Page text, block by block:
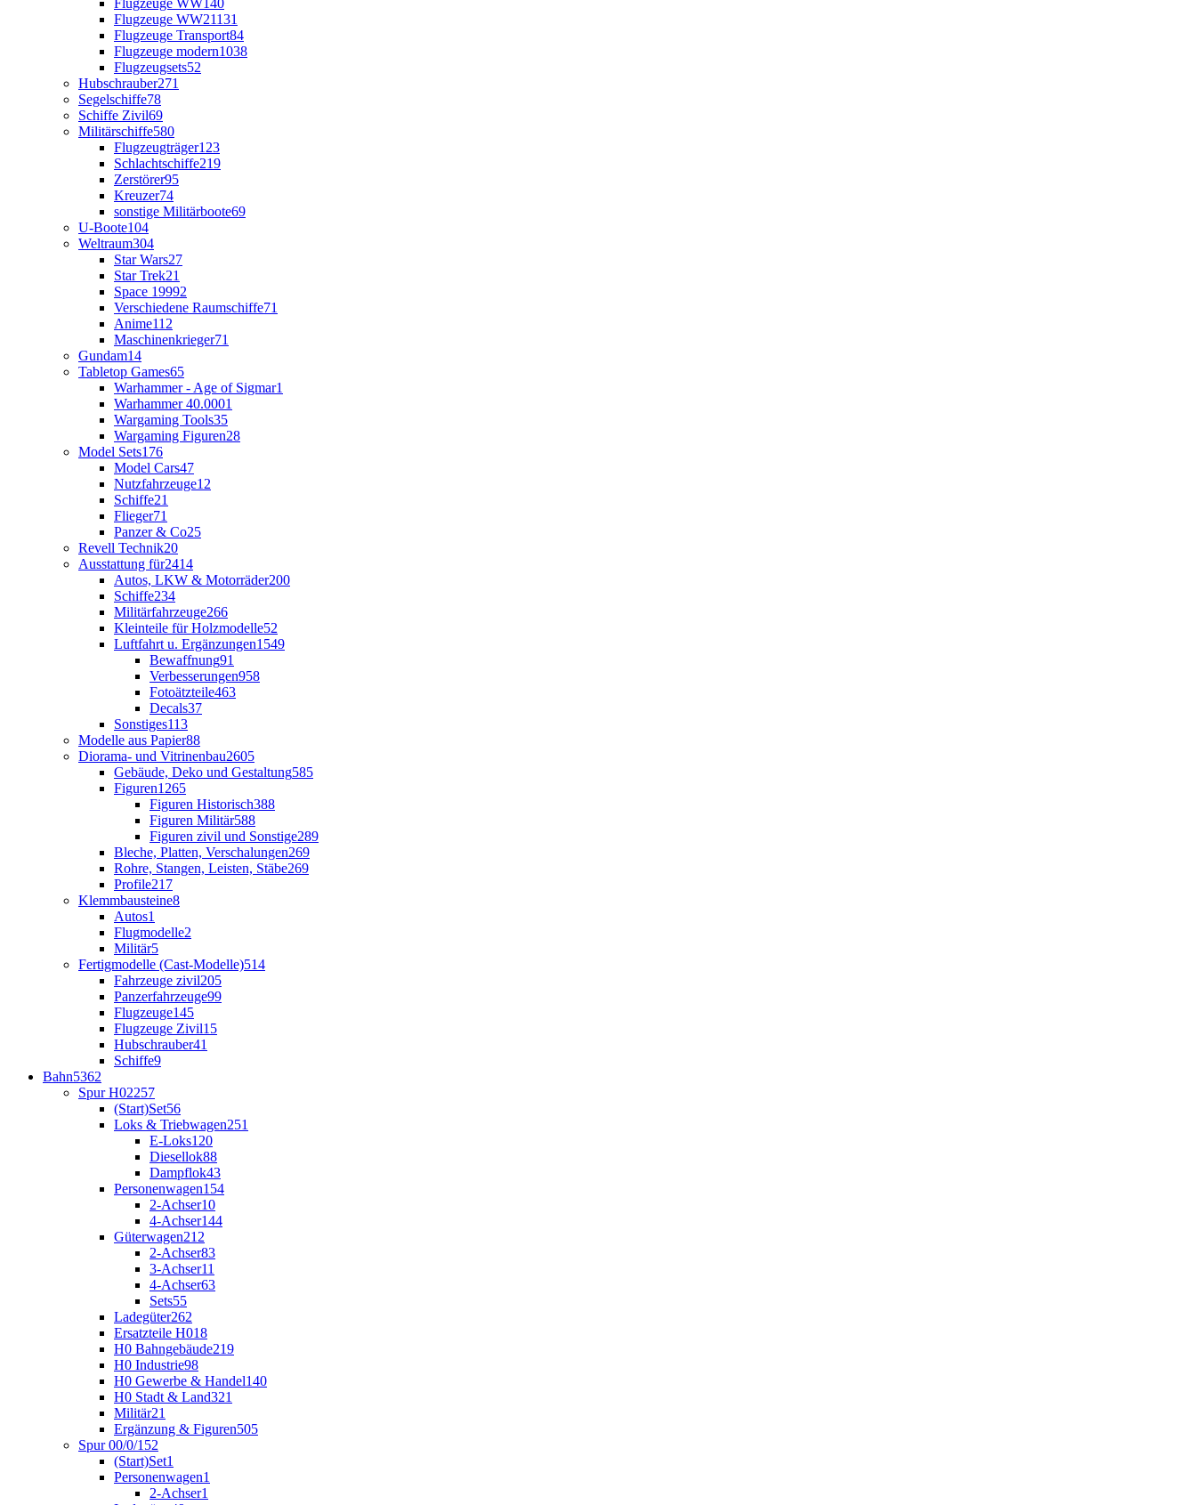
Flugzeuge WW21131
Flugzeuge Transport84
Flugzeuge modern1038
Flugzeugsets52
Hubschrauber271
Segelschiffe78
Schiffe Zivil69
Militärschiffe580
Flugzeugträger123
Schlachtschiffe219
Zerstörer95
Kreuzer74
sonstige Militärboote69
U-Boote104
Weltraum304
Star Wars27
Star Trek21
Space 19992
Verschiedene Raumschiffe71
Anime112
Maschinenkrieger71
Gundam14
Tabletop Games65
Warhammer - Age of Sigmar1
Warhammer 40.0001
Wargaming Tools35
Wargaming Figuren28
Model Sets176
Model Cars47
Nutzfahrzeuge12
Schiffe21
Flieger71
Panzer & Co25
Revell Technik20
Ausstattung für2414
Autos, LKW & Motorräder200
Schiffe234
Militärfahrzeuge266
Kleinteile für Holzmodelle52
Luftfahrt u. Ergänzungen1549
Bewaffnung91
Verbesserungen958
Fotoätzteile463
Decals37
Sonstiges113
Modelle aus Papier88
Diorama- und Vitrinenbau2605
Gebäude, Deko und Gestaltung585
Figuren1265
Figuren Historisch388
Figuren Militär588
Figuren zivil und Sonstige289
Bleche, Platten, Verschalungen269
Rohre, Stangen, Leisten, Stäbe269
Profile217
Klemmbausteine8
Autos1
Flugmodelle2
Militär5
Fertigmodelle (Cast-Modelle)514
Fahrzeuge zivil205
Panzerfahrzeuge99
Flugzeuge145
Flugzeuge Zivil15
Hubschrauber41
Schiffe9
Bahn5362
Spur H02257
(Start)Set56
Loks & Triebwagen251
E-Loks120
Diesellok88
Dampflok43
Personenwagen154
2-Achser10
4-Achser144
Güterwagen212
2-Achser83
3-Achser11
4-Achser63
Sets55
Ladegüter262
Ersatzteile H018
H0 Bahngebäude219
H0 Industrie98
H0 Gewerbe & Handel140
H0 Stadt & Land321
Militär21
Ergänzung & Figuren505
Spur 00/0/1 52
(Start)Set1
Personenwagen1
2-Achser1